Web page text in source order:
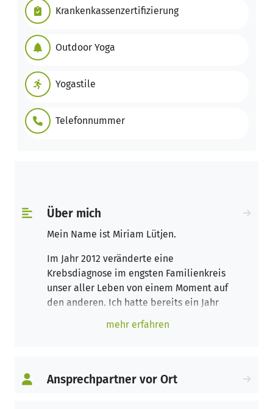
Krankenkassenzertifizierung
Outdoor Yoga
Yogastile
Telefonnummer
Über mich
Mein Name ist Miriam Lütjen.
Im Jahr 2012 veränderte eine
Krebsdiagnose im engsten Familienkreis
unser aller Leben von einem Moment auf
den anderen. Ich hatte bereits ein Jahr
gefunden. Die Verbindung aus Bewegung,
geholfen mich dieser herausfordernden
mehr erfahren
Ansprechpartner vor Ort